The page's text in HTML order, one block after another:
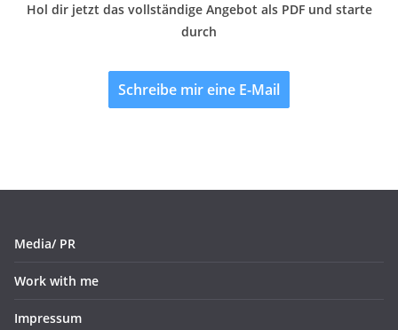
Hol dir jetzt das vollständige Angebot als PDF und starte
durch
Schreibe mir eine E-Mail
Media/ PR
Work with me
Impressum